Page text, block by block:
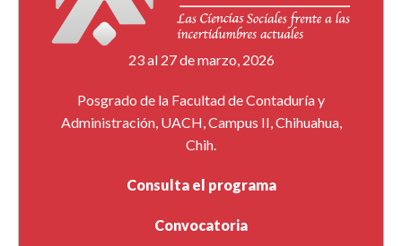
23 al 27 de marzo, 2026
Posgrado de la Facultad de Contaduría y
Administración, UACH, Campus II, Chihuahua,
Chih.
Consulta el programa
Convocatoria